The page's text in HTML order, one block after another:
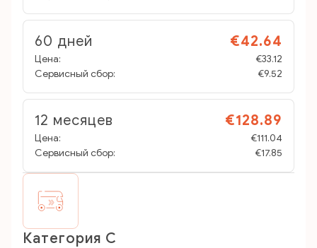
60 дней €42.64
Цена:
€33.12
Сервисный сбор:
€9.52
12 месяцев €128.89
Цена:
€111.04
Сервисный сбор:
€17.85
Категория C